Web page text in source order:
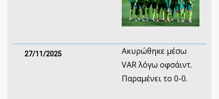
27/11/2025
Ακυρώθηκε μέσω
VAR λόγω οφσάιντ.
Παραμένει το 0-0.